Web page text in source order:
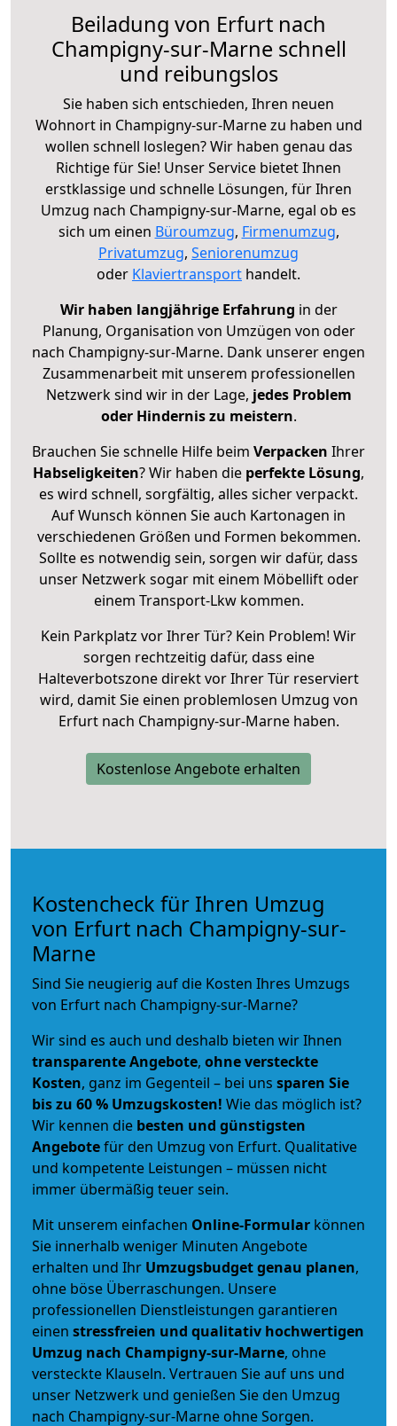
Beiladung von Erfurt nach
Champigny-sur-Marne schnell
und reibungslos
Sie haben sich entschieden, Ihren neuen
Wohnort in Champigny-sur-Marne zu haben und
wollen schnell loslegen? Wir haben genau das
Richtige für Sie! Unser Service bietet Ihnen
erstklassige und schnelle Lösungen, für Ihren
Umzug nach Champigny-sur-Marne, egal ob es
sich um einen Büroumzug, Firmenumzug,
Privatumzug, Seniorenumzug
oder Klaviertransport handelt.
Wir haben langjährige Erfahrung in der
Planung, Organisation von Umzügen von oder
nach Champigny-sur-Marne. Dank unserer engen
Zusammenarbeit mit unserem professionellen
Netzwerk sind wir in der Lage, jedes Problem
oder Hindernis zu meistern.
Brauchen Sie schnelle Hilfe beim Verpacken Ihrer
Habseligkeiten? Wir haben die perfekte Lösung,
es wird schnell, sorgfältig, alles sicher verpackt.
Auf Wunsch können Sie auch Kartonagen in
verschiedenen Größen und Formen bekommen.
Sollte es notwendig sein, sorgen wir dafür, dass
unser Netzwerk sogar mit einem Möbellift oder
einem Transport-Lkw kommen.
Kein Parkplatz vor Ihrer Tür? Kein Problem! Wir
sorgen rechtzeitig dafür, dass eine
Halteverbotszone direkt vor Ihrer Tür reserviert
wird, damit Sie einen problemlosen Umzug von
Erfurt nach Champigny-sur-Marne haben.
Kostenlose Angebote erhalten
Kostencheck für Ihren Umzug
von Erfurt nach Champigny-sur-
Marne
Sind Sie neugierig auf die Kosten Ihres Umzugs
von Erfurt nach Champigny-sur-Marne?
Wir sind es auch und deshalb bieten wir Ihnen
transparente Angebote, ohne versteckte
Kosten, ganz im Gegenteil – bei uns sparen Sie
bis zu 60 % Umzugskosten! Wie das möglich ist?
Wir kennen die besten und günstigsten
Angebotefür den Umzug von Erfurt. Qualitative
und kompetente Leistungen – müssen nicht
immer übermäßig teuer sein.
Mit unserem einfachen Online-Formular können
Sie innerhalb weniger Minuten Angebote
erhalten und Ihr Umzugsbudgetgenau planen,
ohne böse Überraschungen. Unsere
professionellen Dienstleistungen garantieren
einen stressfreien und qualitativ hochwertigen
Umzug nach Champigny-sur-Marne, ohne
versteckte Klauseln. Vertrauen Sie auf uns und
unser Netzwerk und genießen Sie den Umzug
nach Champigny-sur-Marne ohne Sorgen.